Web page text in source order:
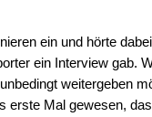
ein und hörte
ein Interview gab.
weitergeben
erste Mal gewesen,